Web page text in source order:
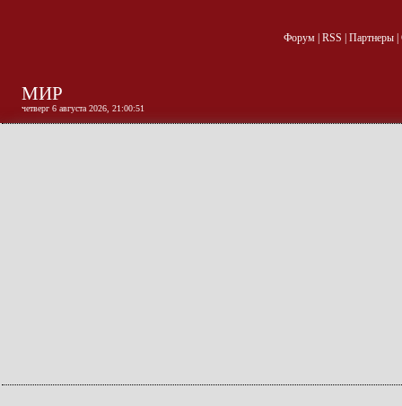
Форум| RSS Партнеры|
МИР
четверг 6 августа 2026, 21:00:51